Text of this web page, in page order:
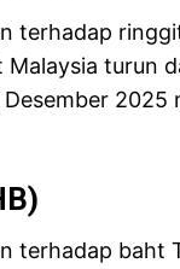
terhadap
turun
2025
terhadap baht